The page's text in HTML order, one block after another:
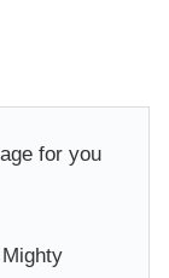
for you